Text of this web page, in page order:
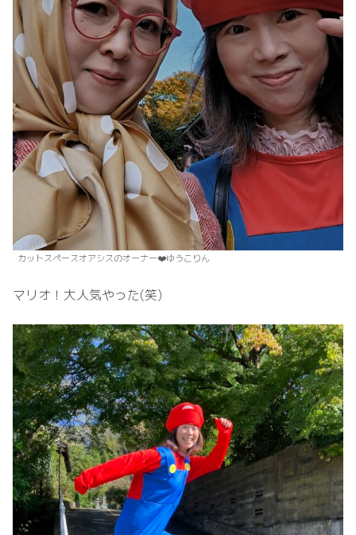
カットスペースオアシスのオーナー❤️ゆうこりん
マリオ！大人気やった(笑)